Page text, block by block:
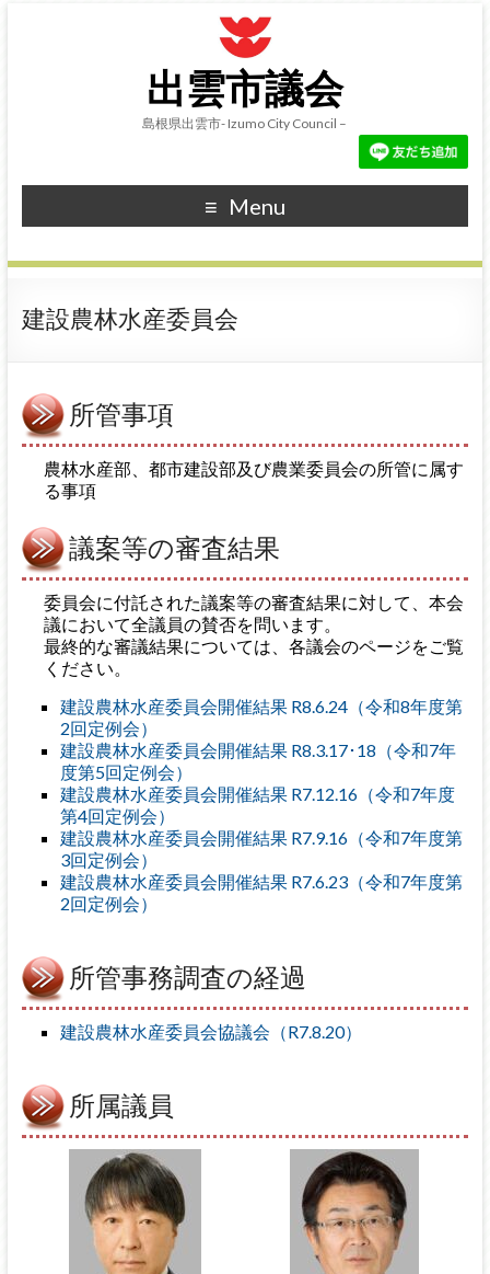
出雲市議会
島根県出雲市- Izumo City Council –
Menu
建設農林水産委員会
所管事項
農林水産部、都市建設部及び農業委員会の所管に属す
る事項
議案等の審査結果
委員会に付託された議案等の審査結果に対して、本会
議において全議員の賛否を問います。
最終的な審議結果については、各議会のページをご覧
ください。
建設農林水産委員会開催結果 R8.6.24（令和8年度第
2回定例会）
建設農林水産委員会開催結果 R8.3.17･18（令和7年
度第5回定例会）
建設農林水産委員会開催結果 R7.12.16（令和7年度
第4回定例会）
建設農林水産委員会開催結果 R7.9.16（令和7年度第
3回定例会）
建設農林水産委員会開催結果 R7.6.23（令和7年度第
2回定例会）
所管事務調査の経過
建設農林水産委員会協議会（R7.8.20）
所属議員